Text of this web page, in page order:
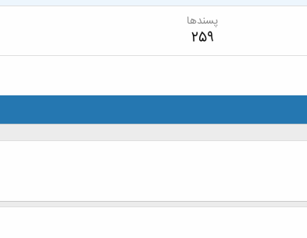
پسندها
259